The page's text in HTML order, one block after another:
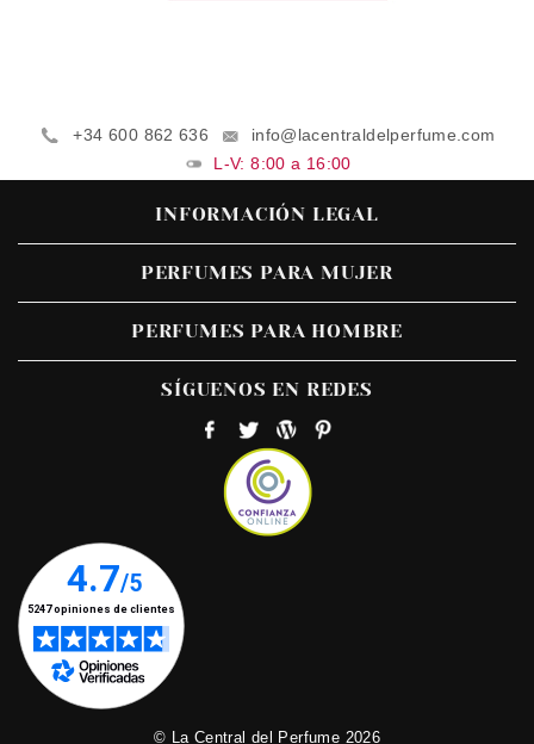
+34 600 862 636
info@lacentraldelperfume.com
L-V: 8:00 a 16:00
INFORMACIÓN LEGAL
PERFUMES PARA MUJER
PERFUMES PARA HOMBRE
SÍGUENOS EN REDES
© La Central del Perfume 2026